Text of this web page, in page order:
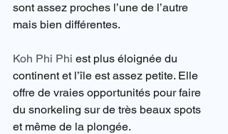
sont assez proches l’une de l’autre
mais bien différentes.
Koh Phi Phi est plus éloignée du
continent et l’île est assez petite. Elle
offre de vraies opportunités pour faire
du snorkeling sur de très beaux spots
et même de la plongée.